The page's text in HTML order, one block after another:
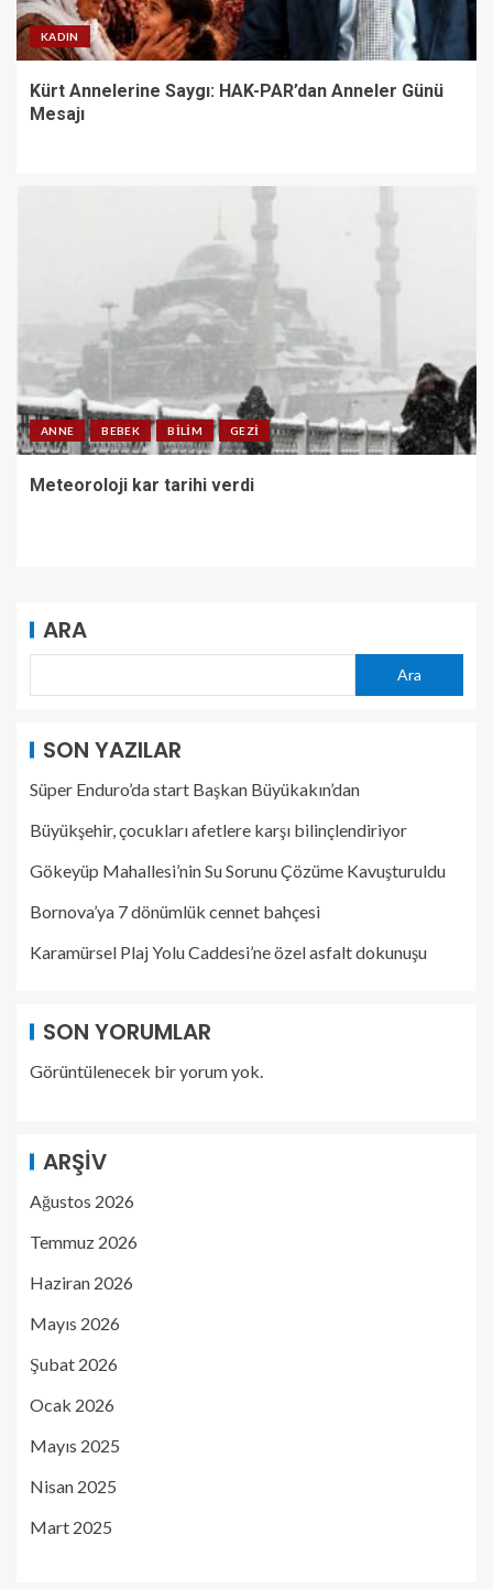
KADIN
Kürt Annelerine Saygı: HAK-PAR’dan Anneler Günü
Mesajı
ANNE BEBEK BILIM GEZI
Meteoroloji kar tarihi verdi
ARA
Ara
SON YAZILAR
Süper Enduro’da start Başkan Büyükakın’dan
Büyükşehir, çocukları afetlere karşı bilinçlendiriyor
Gökeyüp Mahallesi’nin Su Sorunu Çözüme Kavuşturuldu
Bornova’ya 7 dönümlük cennet bahçesi
Karamürsel Plaj Yolu Caddesi’ne özel asfalt dokunuşu
SON YORUMLAR
Görüntülenecek bir yorum yok.
ARŞIV
Ağustos 2026
Temmuz 2026
Haziran 2026
Mayıs 2026
Şubat 2026
Ocak 2026
Mayıs 2025
Nisan 2025
Mart 2025